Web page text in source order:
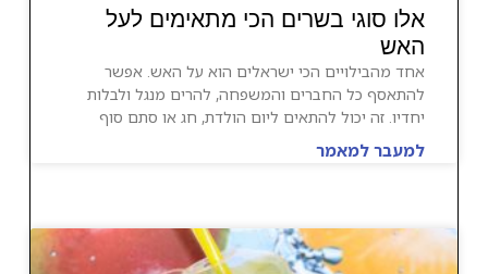
אלו סוגי בשרים הכי מתאימים לעל
האש
אחד מהבילויים הכי ישראלים הוא על האש. אפשר
להתאסף כל החברים והמשפחה, להרים מנגל ולבלות
יחדיו. זה יכול להתאים ליום הולדת, חג או סתם סוף
למעבר למאמר